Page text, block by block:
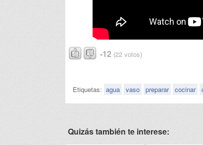
-12 (22 votos)
Etiquetas: agua vaso preparar cocinar
Quizás también te interese: